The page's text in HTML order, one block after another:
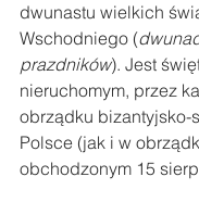
dwunastu wielkich
Wschodniego (
prazdników). Jest
nieruchomym, przez
obrządku bizantyjsko-
Polsce (jak i w
obchodzonym 15